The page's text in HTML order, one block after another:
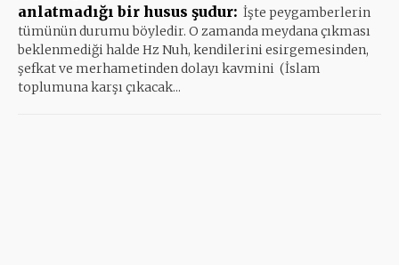
anlatmadığı bir husus şudur: İşte peygamberlerin
tümünün durumu böyledir. O zamanda meydana çıkması
beklenmediği halde Hz Nuh, kendilerini esirgemesinden,
şefkat ve merhametinden dolayı kavmini (İslam
toplumuna karşı çıkacak...